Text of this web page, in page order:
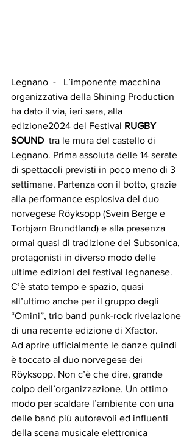
Legnano  -   L’imponente macchina
organizzativa della Shining Production
ha dato il via, ieri sera, alla
edizione2024 del Festival RUGBY
SOUND
  tra le mura del castello di
Legnano. Prima assoluta delle 14 serate
di spettacoli previsti in poco meno di 3
settimane. Partenza con il botto, grazie
alla performance esplosiva del duo
norvegese Röyksopp (Svein Berge e
Torbjørn Brundtland) e alla presenza
ormai quasi di tradizione dei Subsonica,
protagonisti in diverso modo delle
ultime edizioni del festival legnanese.
C’è stato tempo e spazio, quasi
all’ultimo anche per il gruppo degli
“Omini”, trio band punk-rock rivelazione
di una recente edizione di Xfactor.
Ad aprire ufficialmente le danze quindi
è toccato al duo norvegese dei
Röyksopp. Non c’è che dire, grande
colpo dell’organizzazione. Un ottimo
modo per scaldare l’ambiente con una
delle band più autorevoli ed influenti
della scena musicale elettronica